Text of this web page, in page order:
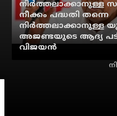
നിര്‍ത്തലാക്കാനുള്ള
നീക്കം പദ്ധതി തന്നെ
നിര്‍ത്തലാക്കാനുള്ള
അജണ്ടയുടെ ആദ്യ
വിജയന്‍